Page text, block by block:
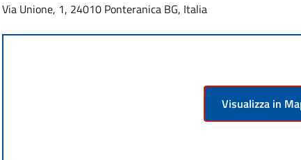
Via Unione, 1, 24010 Ponteranica BG, Italia
Visualizza in